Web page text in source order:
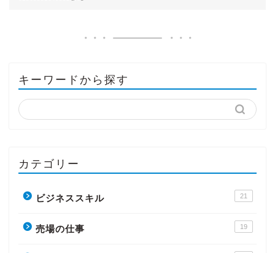
キーワードから探す
カテゴリー
ビジネススキル 21
売場の仕事 19